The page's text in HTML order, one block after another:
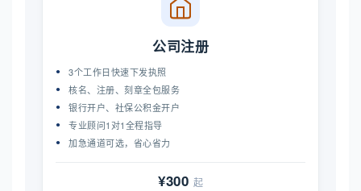
公司注册
3个工作日快速下发执照
核名、注册、刻章全包服务
银行开户、社保公积金开户
专业顾问1对1全程指导
加急通道可选，省心省力
¥300 起